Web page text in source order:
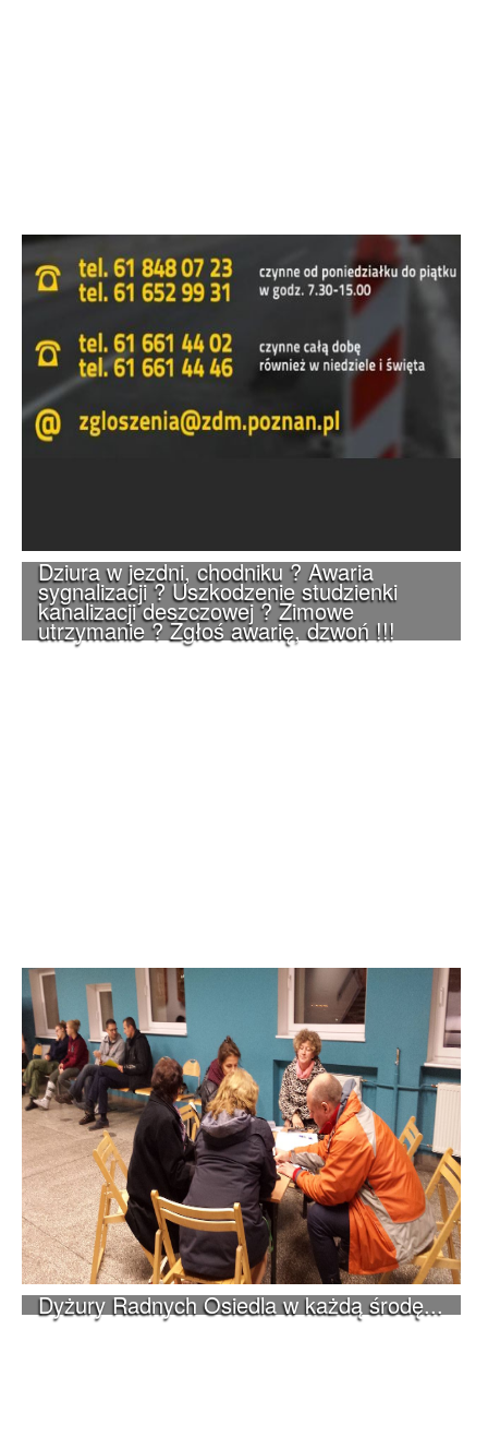
Dziura w jezdni, chodniku ? Awaria
sygnalizacji ? Uszkodzenie studzienki
kanalizacji deszczowej ? Zimowe
utrzymanie ? Zgłoś awarię, dzwoń !!!
Dyżury Radnych Osiedla w każdą środę...